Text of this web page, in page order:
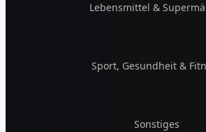
Lebensmittel &
Sport, Gesundheit &
Sonstiges